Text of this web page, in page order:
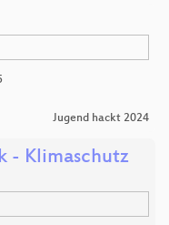
Jugend hackt 2024
- Klimaschutz